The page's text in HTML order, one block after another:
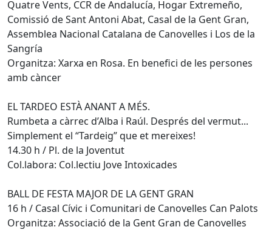
Quatre Vents, CCR de Andalucía, Hogar Extremeño,
Comissió de Sant Antoni Abat, Casal de la Gent Gran,
Assemblea Nacional Catalana de Canovelles i Los de la
Sangría
Organitza: Xarxa en Rosa. En benefici de les persones
amb càncer
EL TARDEO ESTÀ ANANT A MÉS.
Rumbeta a càrrec d’Alba i Raúl. Després del vermut...
Simplement el “Tardeig” que et mereixes!
14.30 h / Pl. de la Joventut
Col.labora: Col.lectiu Jove Intoxicades
BALL DE FESTA MAJOR DE LA GENT GRAN
16 h / Casal Cívic i Comunitari de Canovelles Can Palots
Organitza: Associació de la Gent Gran de Canovelles